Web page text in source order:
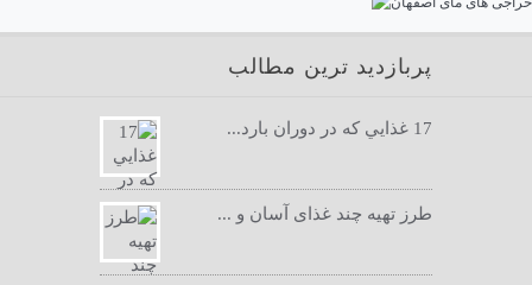
پربازدید ترین مطالب
17 غذايي كه در دوران بارد...
طرز تهیه چند غذای آسان و ...